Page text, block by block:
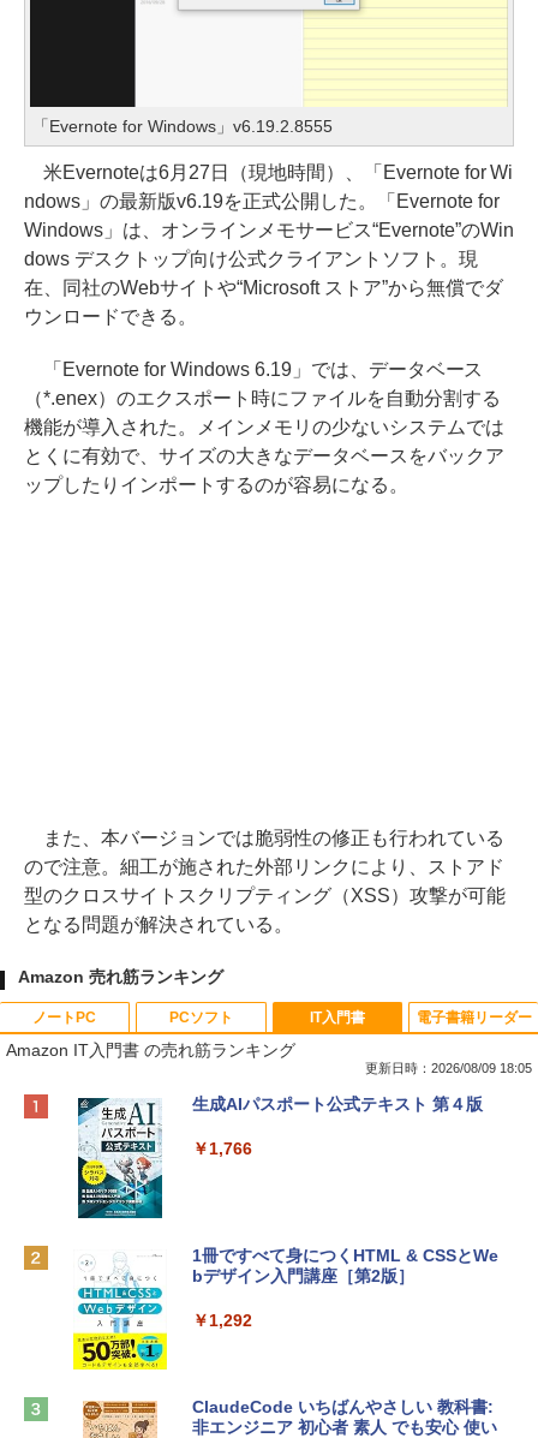
「Evernote for Windows」v6.19.2.8555
米Evernoteは6月27日（現地時間）、「Evernote for Wi
ndows」の最新版v6.19を正式公開した。「Evernote for
Windows」は、オンラインメモサービス“Evernote”のWin
dows デスクトップ向け公式クライアントソフト。現
在、同社のWebサイトや“Microsoft ストア”から無償でダ
ウンロードできる。
「Evernote for Windows 6.19」では、データベース
（*.enex）のエクスポート時にファイルを自動分割する
機能が導入された。メインメモリの少ないシステムでは
とくに有効で、サイズの大きなデータベースをバックア
ップしたりインポートするのが容易になる。
また、本バージョンでは脆弱性の修正も行われている
ので注意。細工が施された外部リンクにより、ストアド
型のクロスサイトスクリプティング（XSS）攻撃が可能
となる問題が解決されている。
Amazon 売れ筋ランキング
ノートPC
Apple 2026 MacBook Neo A18 Proチッ
e Intelligenceのために設計、Liquid Ret
￥113,748
tomtoc 360°保護 15.6 16インチ パソコ
￥2,952
PCソフト
Robloxギフトカード - 800 Robux 【限
インゲームコード】 ロブロックス | オン
Robloxギフトカード - 1000 Robux 【限
インゲームコード】 ロブロックス |オン
IT入門書
Amazon IT入門書 の売れ筋ランキング
更新日時：2026/08/09 18:05
生成AIパスポート公式テキスト 第４版
￥1,766
1冊ですべて身につくHTML & CSSとWe
bデザイン入門講座［第2版］
￥1,292
ClaudeCode いちばんやさしい 教科書:
非エンジニア 初心者 素人 でも安心 使い
電子書籍リーダー